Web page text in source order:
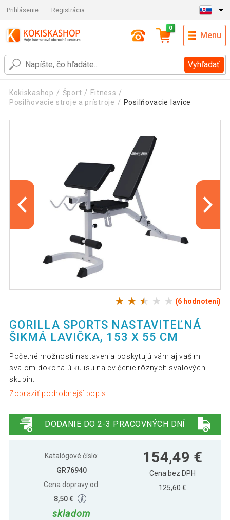
Prihlásenie Registrácia
Vyhľadať
0
Menu
Kokiskashop Šport
Fitness
Posilňovacie stroje a prístroje
Posilňovacie lavice
(6 hodnotení)
GORILLA SPORTS NASTAVITEĽNÁ
ŠIKMÁ LAVIČKA, 153 X 55 CM
Početné možnosti nastavenia poskytujú vám aj vašim
svalom dokonalú kulisu na cvičenie rôznych svalových
skupín.
Zobraziť podrobnejší popis
DODANIE DO 2-3 PRACOVNÝCH DNÍ
Katalógové číslo:
GR76940
Cena dopravy od:
8,50 €
skladom
154,49 €
Cena bez DPH
125,60 €